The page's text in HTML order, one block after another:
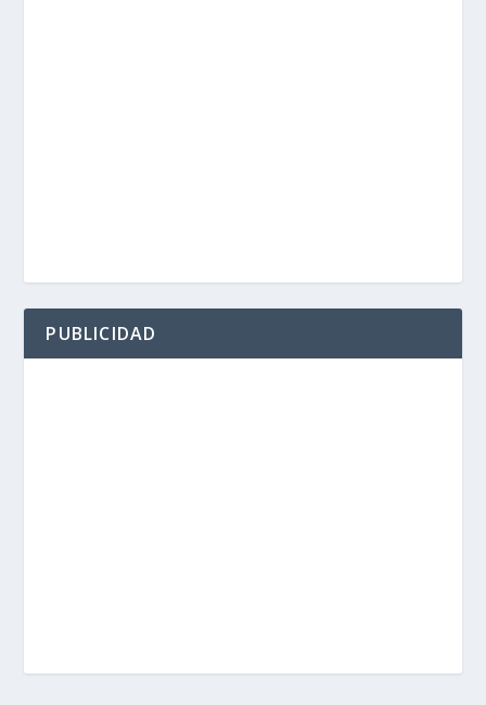
PUBLICIDAD